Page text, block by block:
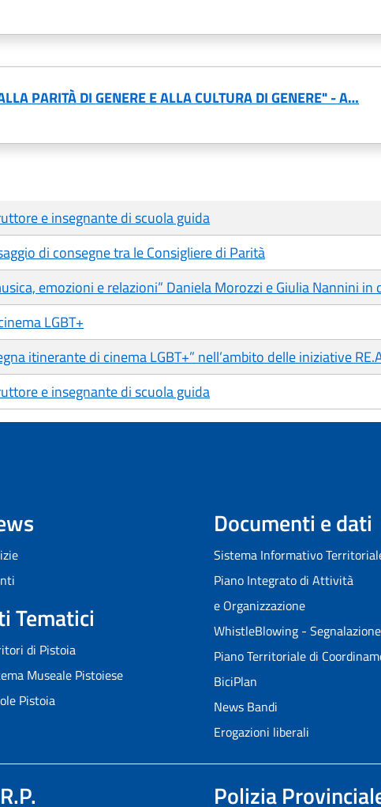
PARITÀ DI GENERE E ALLA CULTURA DI GENERE" - A…
e insegnante di scuola guida
di consegne tra le Consigliere di Parità
emozioni e relazioni” Daniela Morozzi e Giulia Nannini
LGBT+
itinerante di cinema LGBT+” nell’ambito delle iniziative
e insegnante di scuola guida
Tematici
di Pistoia
Museale Pistoiese
Pistoia
Documenti e dati
Sistema Informativo
Piano Integrato di Attività
e Organizzazione
WhistleBlowing -
Piano Territoriale di
BiciPlan
News Bandi
Erogazioni liberali
Polizia